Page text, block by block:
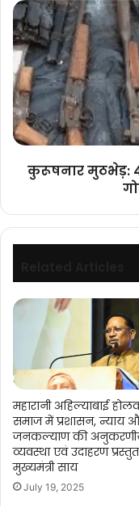
पदभार
ग्रहण
समारोह
कुरूषनार
मुठभेड़:
4
इनामी
नक्सली
ढेर,
हथियार
और
गोला-
बरामदकुरूषनार मुठभेड़:
महारानी अहिल्याबाई
समाज में प्रशासन, न्याय
जनकल्याण की
व्यवस्था एवं उदाहरण
मुख्यमंत्री साय
July 19, 2025